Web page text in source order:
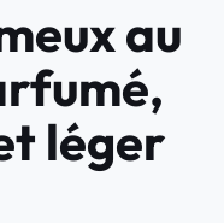
au
léger